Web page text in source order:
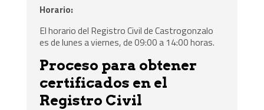
Horario:
El horario del Registro Civil de Castrogonzalo
es de lunes a viernes, de 09:00 a 14:00 horas.
Proceso para obtener
certificados en el
Registro Civil